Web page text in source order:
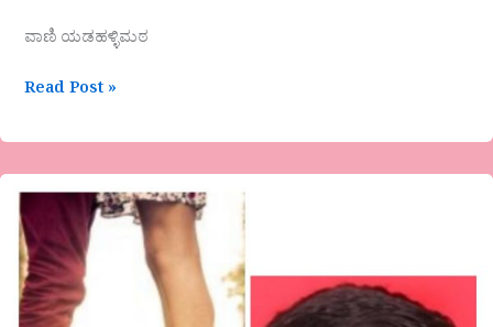
ವಾಣಿ ಯಡಹಳ್ಳಿಮಠ
Read Post »
ನಿಜಗುಣಿ
ಎಸ್
ಕೆಂಗನಾಳರವರ
ಕವಿತೆ-
ಪ್ರೇಮ
ಬರಹ